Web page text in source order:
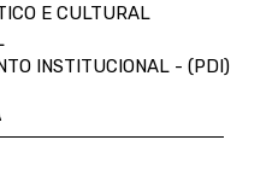
E CULTURAL
INSTITUCIONAL - (PDI)